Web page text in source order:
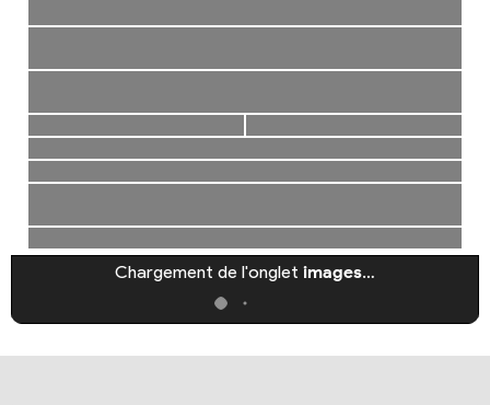
Chargement de l'onglet images…